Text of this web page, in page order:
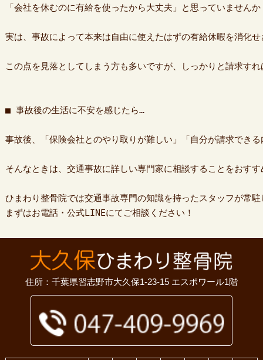
「会社を休むのに有給を使ったから大丈夫」と思っていませんか
実は、事故によって本来は自由に使えたはずの有給休暇を消化
この点を見落としてしまう方も多いですが、しっかりと請求す
■ 事故後の生活に不安を感じたら…
事故後、「保険会社とのやり取りが難しい」「自分が請求でき
そんなときは、交通事故に詳しい専門家に相談することをおす
ひまわり整骨院では交通事故専門の知識を持ったスタッフが常
まずはお電話・公式LINEにてご相談ください！
住所：千葉県習志野市大久保1-23-15 エスポワール1階